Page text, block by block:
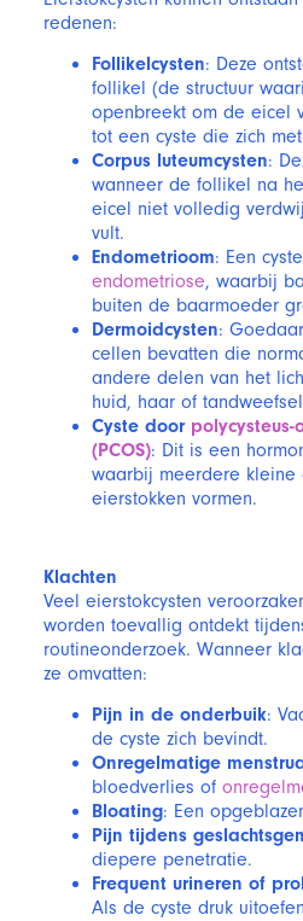
redenen:
Follikelcysten: Deze
follikel (de structuur
openbreekt om de eicel
tot een cyste die zich
Corpus luteumcysten:
wanneer de follikel na
eicel niet volledig
vult.
Endometrioom: Een
endometriose, waarbij
buiten de baarmoeder
Dermoidcysten:
cellen bevatten die
andere delen van het
huid, haar of
Cyste door polycysteus-
(PCOS): Dit is een
waarbij meerdere kleine
eierstokken vormen.
Klachten
Veel eierstokcysten
worden toevallig ontdekt
routineonderzoek. Wanneer
ze omvatten:
Pijn in de onderbuik:
de cyste zich bevindt.
Onregelmatige
bloedverlies of
Bloating: Een
Pijn tijdens
diepere penetratie.
Frequent urineren of
Als de cyste druk